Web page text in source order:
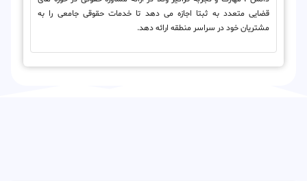
قضایی متعدد به ثبتا اجازه می دهد تا خدمات حقوقی جامعی را به
مشتریان خود در سراسر منطقه ارائه دهد.